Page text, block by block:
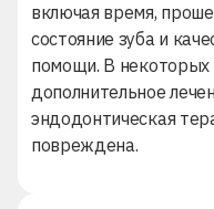
включая время,
состояние зуба и
помощи. В некоторых
дополнительное
эндодонтическая
повреждена.